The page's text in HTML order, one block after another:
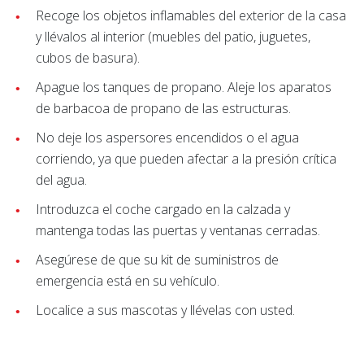
Recoge los objetos inflamables del exterior de la casa
y llévalos al interior (muebles del patio, juguetes,
cubos de basura).
Apague los tanques de propano. Aleje los aparatos
de barbacoa de propano de las estructuras.
No deje los aspersores encendidos o el agua
corriendo, ya que pueden afectar a la presión crítica
del agua.
Introduzca el coche cargado en la calzada y
mantenga todas las puertas y ventanas cerradas.
Asegúrese de que su kit de suministros de
emergencia está en su vehículo.
Localice a sus mascotas y llévelas con usted.